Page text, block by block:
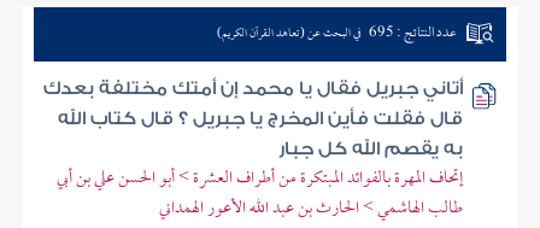
عدد النتائج : 695 في البحث عن (تعاهد القرآن الكريم)
أتاني جبريل فقال يا محمد إن أمتك مختلفة بعدك
قال فقلت فأين المخرج يا جبريل ؟ قال كتاب الله
به يقصم الله كل جبار
إتحاف المهرة بالفوائد المبتكرة من أطراف العشرة > أبو الحسن علي بن أبي
طالب الهاشمي > الحارث بن عبد الله الأعور الهمداني